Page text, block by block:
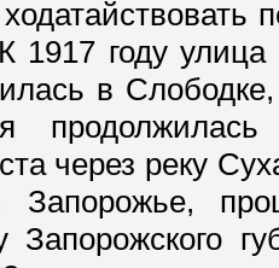
1917 году
в
через реку
Запорожье,
Запорожского